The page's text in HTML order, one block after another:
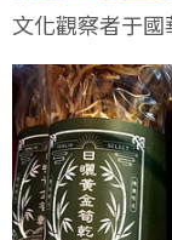
文化觀察者于